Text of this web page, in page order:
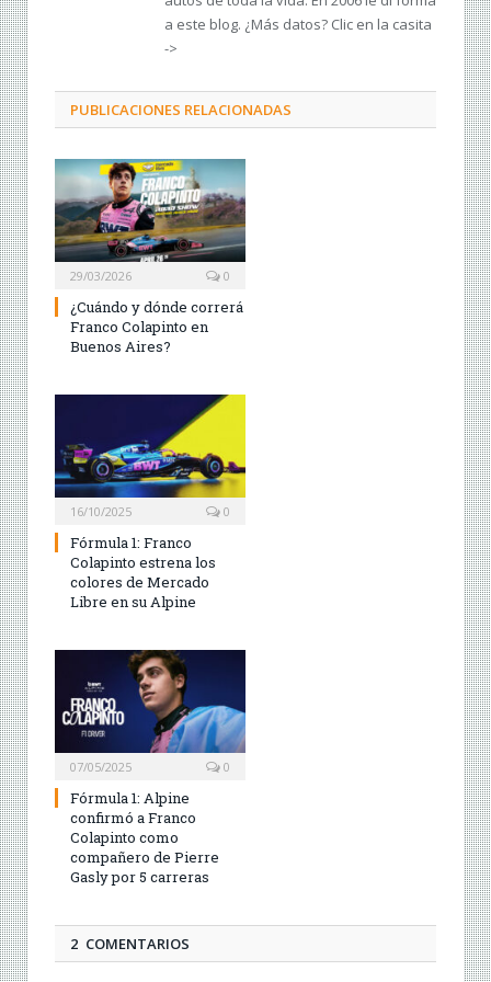
a este blog. ¿Más datos? Clic en la casita
->
PUBLICACIONES RELACIONADAS
29/03/2026 0
¿Cuándo y dónde correrá
Franco Colapinto en
Buenos Aires?
16/10/2025 0
Fórmula 1: Franco
Colapinto estrena los
colores de Mercado
Libre en su Alpine
07/05/2025 0
Fórmula 1: Alpine
confirmó a Franco
Colapinto como
compañero de Pierre
Gasly por 5 carreras
2 COMENTARIOS